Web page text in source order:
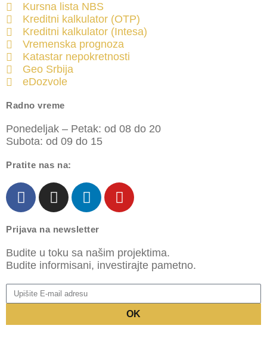
Kursna lista NBS
Kreditni kalkulator (OTP)
Kreditni kalkulator (Intesa)
Vremenska prognoza
Katastar nepokretnosti
Geo Srbija
eDozvole
Radno vreme
Ponedeljak – Petak: od 08 do 20
Subota: od 09 do 15
Pratite nas na:
Prijava na newsletter
Budite u toku sa našim projektima.
Budite informisani, investirajte pametno.
OK